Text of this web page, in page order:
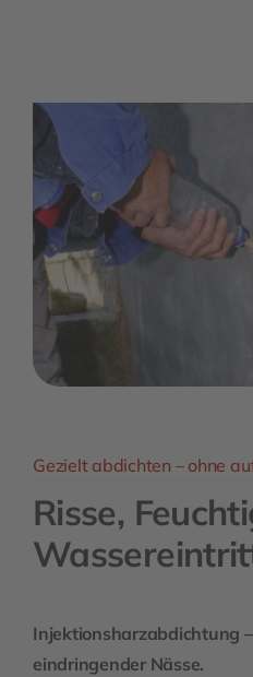
Gezielt abdichten – ohne
Risse,
Injektionsharzabdichtung
eindringender Nässe.